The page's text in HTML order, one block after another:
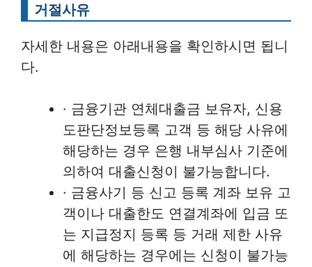
거절사유
자세한 내용은 아래내용을 확인하시면 됩니
다.
· 금융기관 연체대출금 보유자, 신용
도판단정보등록 고객 등 해당 사유에
해당하는 경우 은행 내부심사 기준에
의하여 대출신청이 불가능합니다.
· 금융사기 등 신고 등록 계좌 보유 고
객이나 대출한도 연결계좌에 입금 또
는 지급정지 등록 등 거래 제한 사유
에 해당하는 경우에는 신청이 불가능